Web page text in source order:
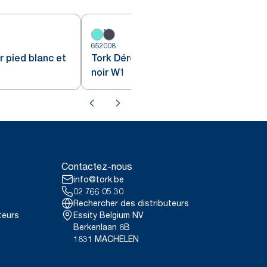
pied blanc et
652008
Tork Dérouleur sur pied rouge et
noir W1
Contactez-nous
info@tork.be
02 766 05 30
Rechercher des distributeurs
Essity Belgium NV
Berkenlaan 8B
1831 MACHELEN